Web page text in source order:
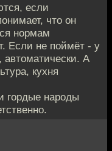
если
что он
нормам
Если не поймёт - у
автоматически. А
кухня
гордые народы